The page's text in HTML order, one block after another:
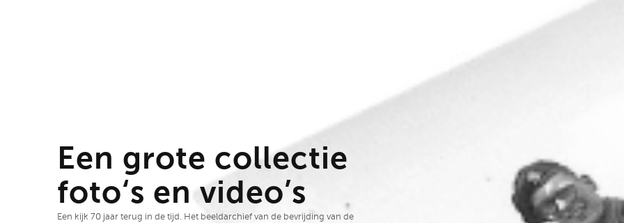
Een grote collectie
foto‘s en video’s
Een kijk 70 jaar terug in de tijd. Het beeldarchief van de bevrijding van de